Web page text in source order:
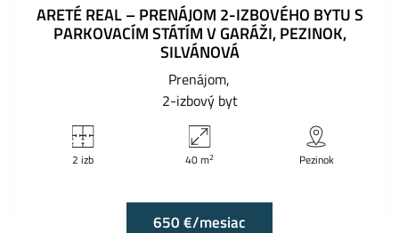
ARETÉ REAL – PRENÁJOM 2-IZBOVÉHO BYTU S
PARKOVACÍM STÁTÍM V GARÁŽI, PEZINOK,
SILVÁNOVÁ
Prenájom
2-izbový byt
2 izb 40 m2 Pezinok
650 €/mesiac